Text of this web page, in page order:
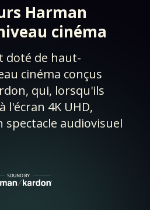
Harman
cinéma​
doté de haut-
cinéma conçus
qui, lorsqu'ils
l'écran 4K UHD,
audiovisuel